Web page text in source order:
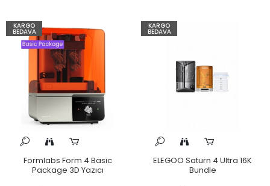
KARGO
BEDAVA
Formlabs Form 4 Basic
Package 3D Yazıcı
KARGO
BEDAVA
ELEGOO Saturn 4 Ultra 16K
Bundle